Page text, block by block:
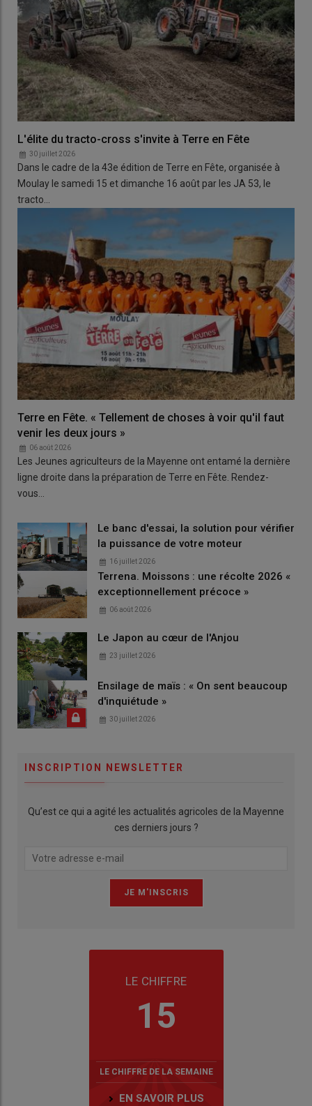
L'élite du tracto-cross s'invite à Terre en Fête
30 juillet 2026
Dans le cadre de la 43e édition de Terre en Fête, organisée à
Moulay le samedi 15 et dimanche 16 août par les JA 53, le
tracto…
Terre en Fête. « Tellement de choses à voir qu'il faut
venir les deux jours »
06 août 2026
Les Jeunes agriculteurs de la Mayenne ont entamé la dernière
ligne droite dans la préparation de Terre en Fête. Rendez-
vous…
Le banc d'essai, la solution pour vérifier
la puissance de votre moteur
16 juillet 2026
Terrena. Moissons : une récolte 2026 «
exceptionnellement précoce »
06 août 2026
Le Japon au cœur de l'Anjou
23 juillet 2026
Ensilage de maïs : « On sent beaucoup
d'inquiétude »
30 juillet 2026
INSCRIPTION NEWSLETTER
Qu’est ce qui a agité les actualités agricoles de la Mayenne
ces derniers jours ?
LE CHIFFRE
15
LE CHIFFRE DE LA SEMAINE
EN SAVOIR PLUS